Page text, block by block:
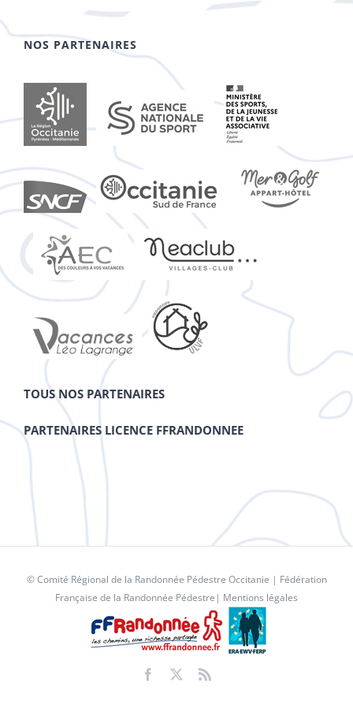
NOS PARTENAIRES
TOUS NOS PARTENAIRES
PARTENAIRES LICENCE FFRANDONNEE
© Comité Régional de la Randonnée Pédestre Occitanie | Fédération
Française de la Randonnée Pédestre | Mentions légales
Facebook